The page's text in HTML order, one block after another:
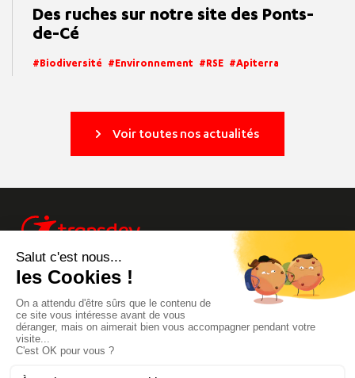
Des ruches sur notre site des Ponts-
de-Cé
Biodiversité Environnement RSE Apiterra
Voir toutes nos actualités
Pays
Transdev Live
Carrières
Site Groupe
Mentions Légales